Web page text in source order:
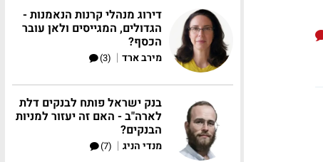
דירוג מנהלי קרנות הנאמנות -
הגדולים, המגייסים ולאן עובר
הכסף?
מירב ארד |
(3)
בנק ישראל פותח לבנקים דלת
לארה"ב - האם זה יעזור למניות
הבנקים?
מנדי הניג |
(7)